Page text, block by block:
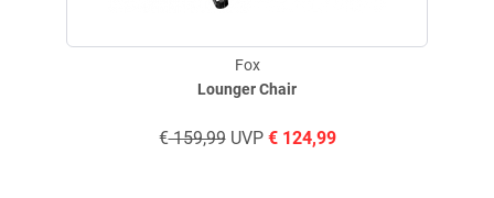
Lounger Chair
Fox
€159,99UVP €124,99